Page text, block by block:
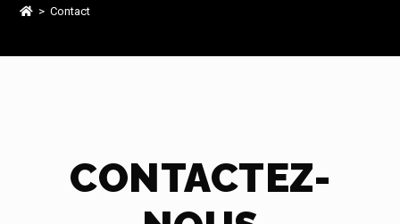
> Contact
CONTACTEZ-